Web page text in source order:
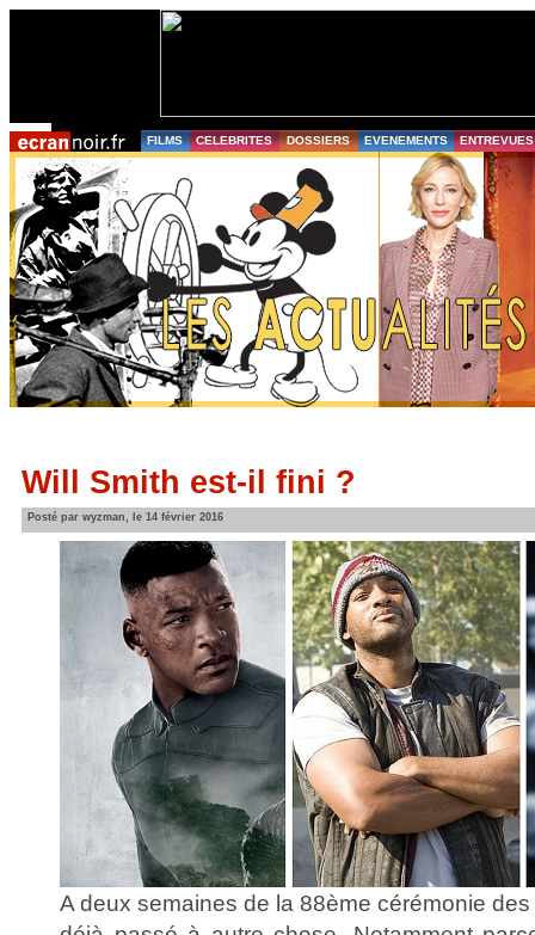
FILMS CELEBRITES DOSSIERS EVENEMENTS ENTREVUES
Will Smith est-il fini ?
Posté par wyzman, le 14 février 2016
A deux semaines de la 88ème cérémonie des